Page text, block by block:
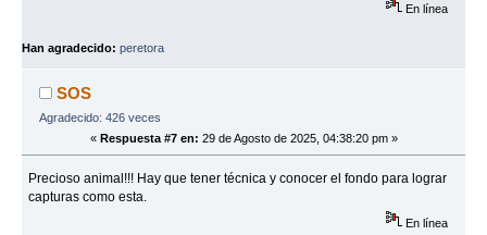
En línea
Han agradecido: peretora
SOS
Agradecido: 426 veces
« Respuesta #7 en: 29 de Agosto de 2025, 04:38:20 pm »
Precioso animal!!! Hay que tener técnica y conocer el fondo para lograr
capturas como esta.
En línea